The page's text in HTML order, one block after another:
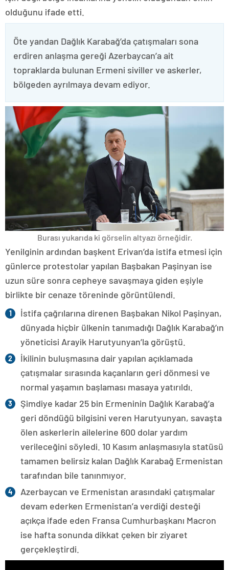
olduğunu ifade etti.
Öte yandan Dağlık Karabağ’da çatışmaları sona
erdiren anlaşma gereği Azerbaycan’a ait
topraklarda bulunan Ermeni siviller ve askerler,
bölgeden ayrılmaya devam ediyor.
Burası yukarıda ki görselin altyazı örneğidir.
Yenilginin ardından başkent Erivan’da istifa etmesi için
günlerce protestolar yapılan Başbakan Paşinyan ise
uzun süre sonra cepheye savaşmaya giden eşiyle
birlikte bir cenaze töreninde görüntülendi.
İstifa çağrılarına direnen Başbakan Nikol Paşinyan,
dünyada hiçbir ülkenin tanımadığı Dağlık Karabağ’ın
yöneticisi Arayik Harutyunyan’la görüştü.
İkilinin buluşmasına dair yapılan açıklamada
çatışmalar sırasında kaçanların geri dönmesi ve
normal yaşamın başlaması masaya yatırıldı.
Şimdiye kadar 25 bin Ermeninin Dağlık Karabağ’a
geri döndüğü bilgisini veren Harutyunyan, savaşta
ölen askerlerin ailelerine 600 dolar yardım
verileceğini söyledi. 10 Kasım anlaşmasıyla statüsü
tamamen belirsiz kalan Dağlık Karabağ Ermenistan
tarafından bile tanınmıyor.
Azerbaycan ve Ermenistan arasındaki çatışmalar
devam ederken Ermenistan’a verdiği desteği
açıkça ifade eden Fransa Cumhurbaşkanı Macron
ise hafta sonunda dikkat çeken bir ziyaret
gerçekleştirdi.